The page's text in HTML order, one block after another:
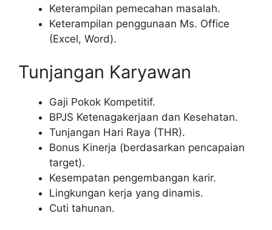
Keterampilan pemecahan masalah.
Keterampilan penggunaan Ms. Office
(Excel, Word).
Tunjangan Karyawan
Gaji Pokok Kompetitif.
BPJS Ketenagakerjaan dan Kesehatan.
Tunjangan Hari Raya (THR).
Bonus Kinerja (berdasarkan pencapaian
target).
Kesempatan pengembangan karir.
Lingkungan kerja yang dinamis.
Cuti tahunan.